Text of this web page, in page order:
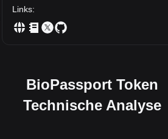
Links:
BioPassport Token
Technische Analyse